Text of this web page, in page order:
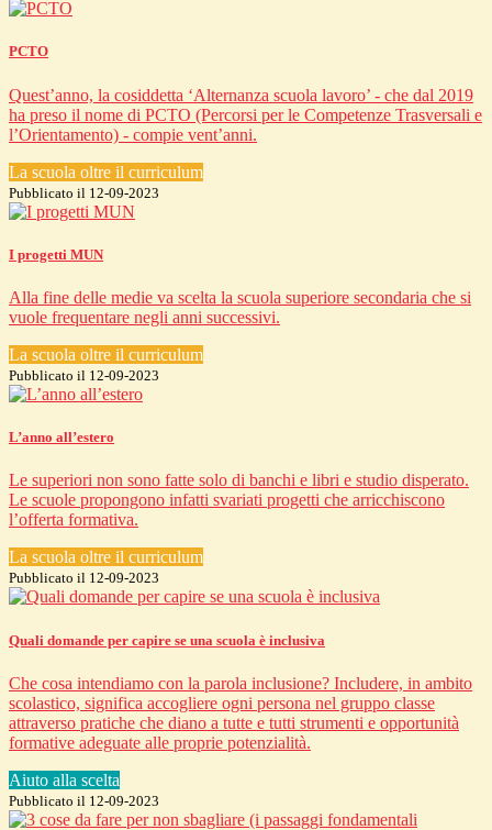
PCTO
​​Quest’anno, la cosiddetta ‘Alternanza scuola lavoro’ - che dal 2019
ha preso il nome di PCTO (Percorsi per le Competenze Trasversali e
l’Orientamento) - compie vent’anni.
La scuola oltre il curriculum
Pubblicato il 12-09-2023
I progetti MUN
Alla fine delle medie va scelta la scuola superiore secondaria che si
vuole frequentare negli anni successivi.
La scuola oltre il curriculum
Pubblicato il 12-09-2023
L’anno all’estero
Le superiori non sono fatte solo di banchi e libri e studio disperato.
Le scuole propongono infatti svariati progetti che arricchiscono
l’offerta formativa.
La scuola oltre il curriculum
Pubblicato il 12-09-2023
Quali domande per capire se una scuola è inclusiva
Che cosa intendiamo con la parola inclusione? Includere, in ambito
scolastico, significa accogliere ogni persona nel gruppo classe
attraverso pratiche che diano a tutte e tutti strumenti e opportunità
formative adeguate alle proprie potenzialità.
Aiuto alla scelta
Pubblicato il 12-09-2023